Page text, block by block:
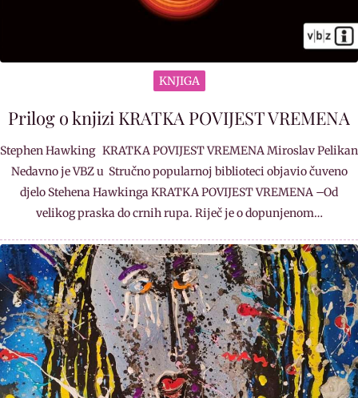
KNJIGA
Prilog o knjizi KRATKA POVIJEST VREMENA
Stephen Hawking KRATKA POVIJEST VREMENA Miroslav Pelikan
Nedavno je VBZ u Stručno popularnoj biblioteci objavio čuveno
djelo Stehena Hawkinga KRATKA POVIJEST VREMENA –Od
velikog praska do crnih rupa. Riječ je o dopunjenom…